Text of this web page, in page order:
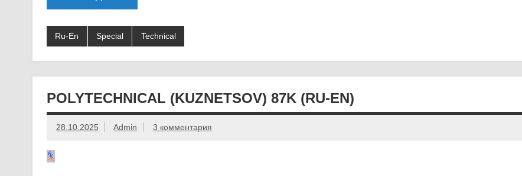
Ru-En Special Technical
POLYTECHNICAL (KUZNETSOV) 87K (RU-EN)
28.10.2025 Admin 3 комментария